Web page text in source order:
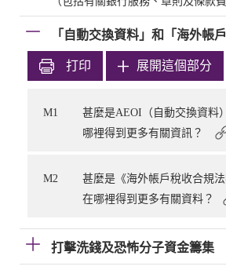
「自動交換資料」和「海外帳
打印 展開這個部分
M1
甚麼是AEOI（自動交換資料
哪裡得到更多有關資訊？
M2
甚麼是《海外帳戶稅收合規
在哪裡得到更多有關資料？
打擊洗錢及恐怖分子資金籌集